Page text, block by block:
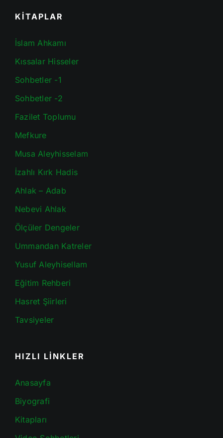
KİTAPLAR
İslam Ahkamı
Kıssalar Hisseler
Sohbetler -1
Sohbetler -2
Fazilet Toplumu
Mefkure
Musa Aleyhisselam
İzahlı Kırk Hadis
Ahlak – Adab
Nebevi Ahlak
Ölçüler Dengeler
Ummandan Katreler
Yusuf Aleyhisellam
Eğitim Rehberi
Hasret Şiirleri
Tavsiyeler
HIZLI LİNKLER
Anasayfa
Biyografi
Kitapları